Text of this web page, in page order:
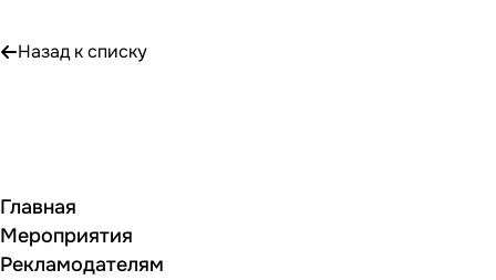
Назад к списку
Главная
Мероприятия
Рекламодателям